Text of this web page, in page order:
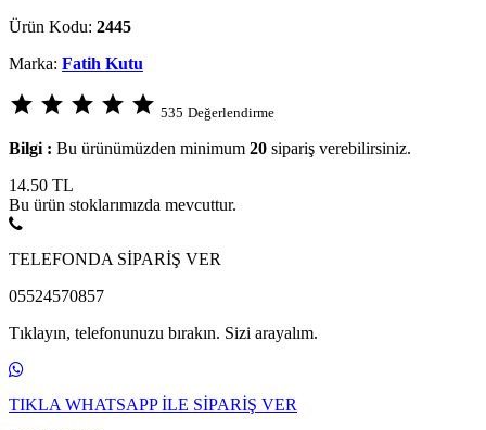
Ürün Kodu: 2445
Marka: Fatih Kutu
star star star star star 535 Değerlendirme
Bilgi : Bu ürünümüzden minimum 20 sipariş verebilirsiniz.
14.50 TL
Bu ürün stoklarımızda mevcuttur.
TELEFONDA SİPARİŞ VER
05524570857
Tıklayın, telefonunuzu bırakın. Sizi arayalım.
TIKLA WHATSAPP İLE SİPARİŞ VER